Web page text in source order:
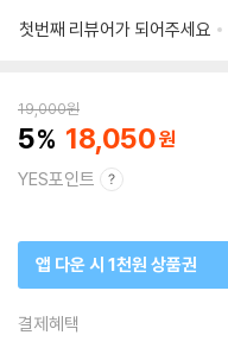
첫번째 리뷰어가 되어주세요
19,000원
5 18,050
YES포인트
앱 다운 시 1천원 상품권
결제혜택